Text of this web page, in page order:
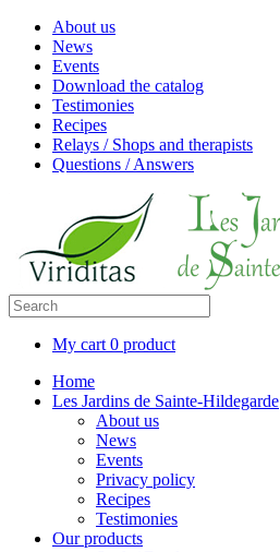
About us
News
Events
Download the catalog
Testimonies
Recipes
Relays / Shops and therapists
Questions / Answers
My cart 0 product
Home
Les Jardins de Sainte-Hildegarde
About us
News
Events
Privacy policy
Recipes
Testimonies
Our products